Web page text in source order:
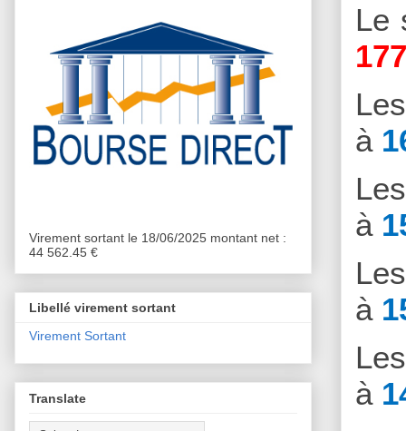
Le
à
à
à
à
Virement sortant le 18/06/2025 montant net :
44 562.45 €
Libellé virement sortant
Virement Sortant
Translate